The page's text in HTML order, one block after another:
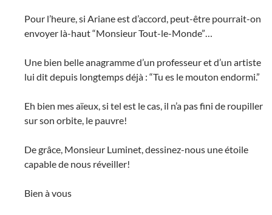
Pour l’heure, si Ariane est d’accord, peut-être pourrait-on
envoyer là-haut “Monsieur Tout-le-Monde”…
Une bien belle anagramme d’un professeur et d’un artiste
lui dit depuis longtemps déjà : “Tu es le mouton endormi.”
Eh bien mes aïeux, si tel est le cas, il n’a pas fini de roupiller
sur son orbite, le pauvre!
De grâce, Monsieur Luminet, dessinez-nous une étoile
capable de nous réveiller!
Bien à vous